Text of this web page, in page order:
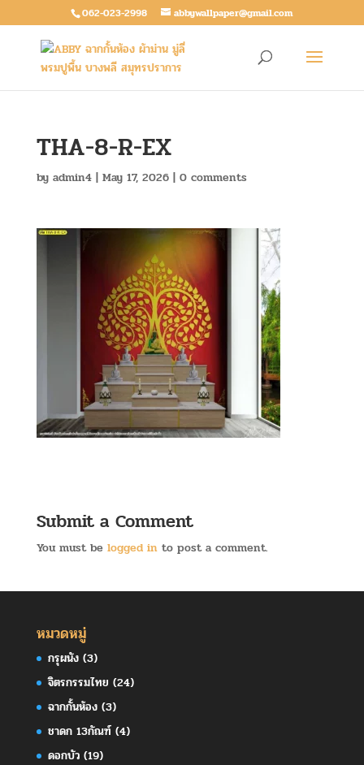
062-023-2998 abbywallpaper@gmail.com
THA-8-R-EX
by admin4| May 17, 2026| 0 comments
Submit a Comment
You must be logged into post a comment.
หมวดหมู่
กรุผนัง(3)
จิตรกรรมไทย (24)
ฉากกั้นห้อง(3)
ชาดก 13กัณฑ์(4)
ดอกบัว(19)